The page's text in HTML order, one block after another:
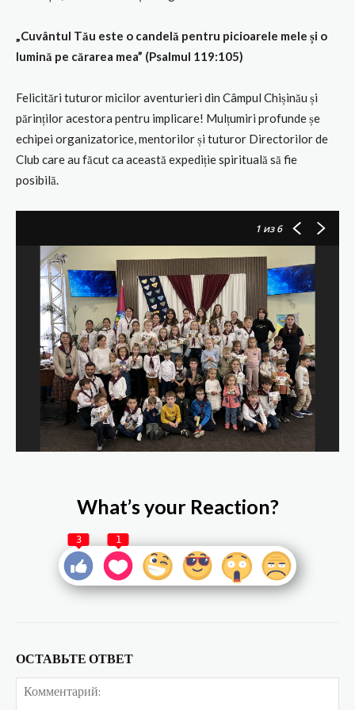
„Cuvântul Tău este o candelă pentru picioarele mele și o
lumină pe cărarea mea” (Psalmul 119:105)
Felicitări tuturor micilor aventurieri din Câmpul Chișinău și
părinților acestora pentru implicare! Mulțumiri profunde șe
echipei organizatorice, mentorilor și tuturor Directorilor de
Club care au făcut ca această expediție spirituală să fie
posibilă.
1 из 6
What’s your Reaction?
3 1
ОСТАВЬТЕ ОТВЕТ